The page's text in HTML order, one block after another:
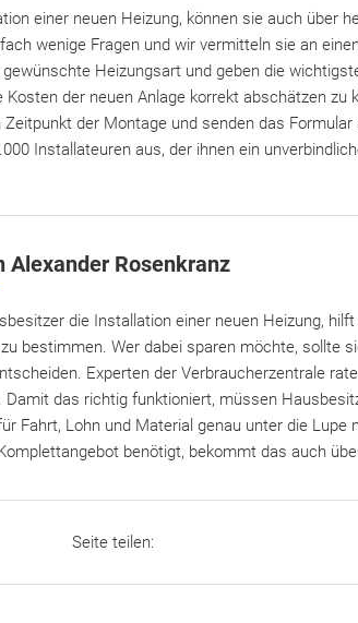
einer neuen Heizung, können sie auch über
wenige Fragen und wir vermitteln sie an
Heizungsart und geben die
der neuen Anlage korrekt abschätzen zu
der Montage und senden das
Installateuren aus, der ihnen ein
Alexander Rosenkranz
die Installation einer neuen Heizung,
bestimmen. Wer dabei sparen möchte, sollte
Experten der Verbraucherzentrale
Damit das richtig funktioniert, müssen
Fahrt, Lohn und Material genau unter die Lupe
benötigt, bekommt das auch
Seite teilen: